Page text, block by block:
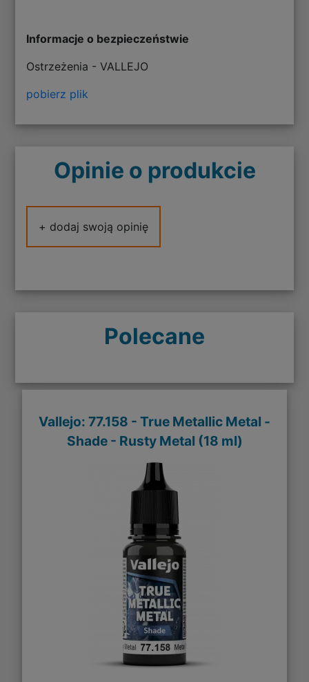
Informacje o bezpieczeństwie
Ostrzeżenia - VALLEJO
pobierz plik
Opinie o produkcie
+ dodaj swoją opinię
Polecane
Vallejo: 77.158 - True Metallic Metal -
Shade - Rusty Metal (18 ml)